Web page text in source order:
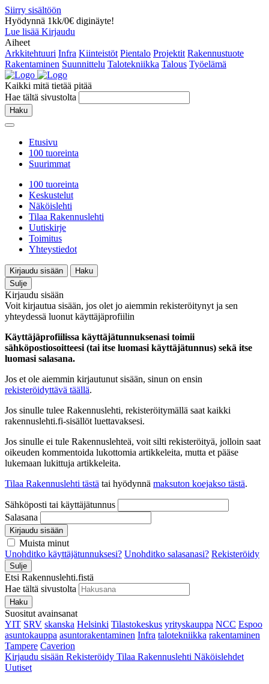
Siirry sisältöön
Hyödynnä 1kk/0€ diginäyte!
Lue lisää Kirjaudu
Aiheet
Arkkitehtuuri Infra Kiinteistöt Pientalo Projektit Rakennustuote
Rakentaminen Suunnittelu Talotekniikka Talous Työelämä
Kaikki mitä tietää pitää
Hae tältä sivustolta
Haku
Etusivu
100 tuoreinta
Suurimmat
100 tuoreinta
Keskustelut
Näköislehti
Tilaa Rakennuslehti
Uutiskirje
Toimitus
Yhteystiedot
Kirjaudu sisään
Haku
Sulje
Kirjaudu sisään
Voit kirjautua sisään, jos olet jo aiemmin rekisteröitynyt ja sen
yhteydessä luonut käyttäjäprofiilin
Käyttäjäprofiilissa käyttäjätunnuksenasi toimii
sähköpostiosoitteesi (tai itse luomasi käyttäjätunnus) sekä itse
luomasi salasana.
Jos et ole aiemmin kirjautunut sisään, sinun on ensin
rekisteröidyttävä täällä.
Jos sinulle tulee Rakennuslehti, rekisteröitymällä saat kaikki
rakennuslehti.fi-sisällöt luettavaksesi.
Jos sinulle ei tule Rakennuslehteä, voit silti rekisteröityä, jolloin saat
oikeuden kommentoida lukottomia artikkeleita, mutta et pääse
lukemaan lukittuja artikkeleita.
Tilaa Rakennuslehti tästä tai hyödynnä maksuton koejakso tästä.
Sähköposti tai käyttäjätunnus
Salasana
Kirjaudu sisään
Muista minut
Unohditko käyttäjätunnuksesi? Unohditko salasanasi? Rekisteröidy
Sulje
Etsi Rakennuslehti.fistä
Hae tältä sivustolta
Haku
Suositut avainsanat
YIT SRV skanska Helsinki Tilastokeskus yrityskauppa NCC Espoo
asuntokauppa asuntorakentaminen Infra talotekniikka rakentaminen
Tampere Caverion
Kirjaudu sisään Rekisteröidy Tilaa Rakennuslehti Näköislehdet
Uutiset